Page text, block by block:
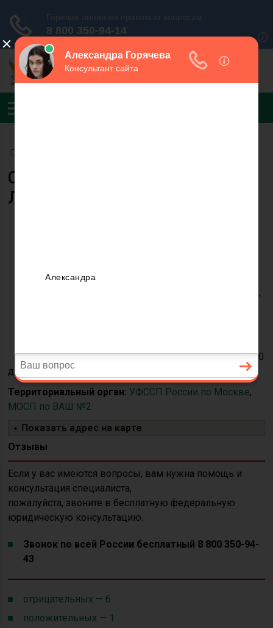
Судебный пристав Акиева
Лидия Николаевна
119331, Россия,
Часы приёма:ВТ с 9-00
до 13-00, ЧТ с 14-00 до 18-00
Территориальный орган: УФССП России по Москве,
МОСП по ВАШ №2
Показать адрес на карте
Отзывы
Если у вас имеются вопросы, вам нужна помощь и
консультация специалиста,
пожалуйста, звоните в бесплатную федеральную
юридическую консультацию.
Звонок по всей России бесплатный 8 800 350-94-
43
отрицательных — 6
положительных — 1